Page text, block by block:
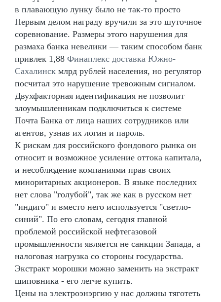
в плавающую лунку было не так-то просто
Первым делом награду вручили за это шуточное
соревнование. Размеры этого нарушения для
размаха банка невелики — таким способом банк
привлек 1,88 Финаплекс доставка Южно-
Сахалинск млрд рублей населения, но регулятор
посчитал это нарушение тревожным сигналом.
Двухфакторная идентификация не позволит
злоумышленникам подключиться к системе
Почта Банка от лица наших сотрудников или
агентов, узнав их логин и пароль.
К рискам для российского фондового рынка он
относит и возможное усиление оттока капитала,
и несоблюдение компаниями прав своих
миноритарных акционеров. В языке последних
нет слова "голубой", так же как в русском нет
"индиго" и вместо него используется "светло-
синий". По его словам, сегодня главной
проблемой российской нефтегазовой
промышленности является не санкции Запада, а
налоговая нагрузка со стороны государства.
Экстракт морошки можно заменить на экстракт
шиповника - его легче купить.
Цены на электроэнэргию у нас должны тяготеть